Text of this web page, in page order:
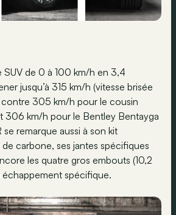
de 0 à 100 km/h en 3,4
jusqu’à 315 km/h (vitesse brisée
305 km/h pour le cousin
306 km/h pour le Bentley Bentayga
remarque aussi à son kit
carbone, ses jantes spécifiques
les quatre gros embouts (10,2
spécifique.